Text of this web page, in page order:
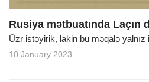
Rusiya mətbuatında Laçın
Üzr istəyirik, lakin bu məqalə
10 January 2023